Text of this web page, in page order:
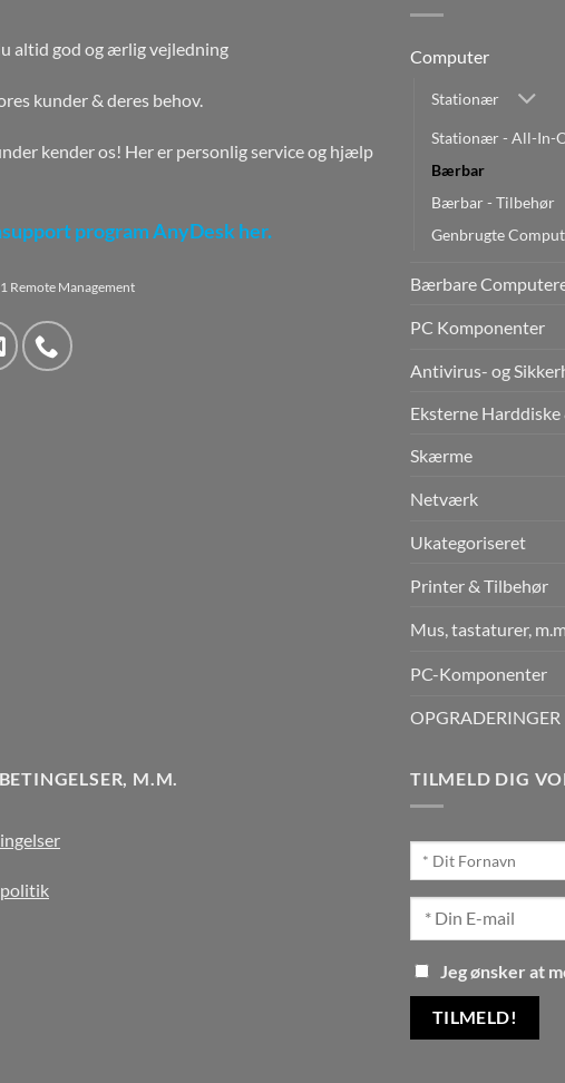
altid god og ærlig vejledning
kunder & deres behov.
kender os! Her er personlig service og hjælp
program AnyDesk her.
Remote Management
Computer
Stationær
Stationær - All-In-
Bærbar
Bærbar - Tilbehør
Genbrugte
Bærbare
PC Komponenter
Antivirus- og
Eksterne Harddiske
Skærme
Netværk
Ukategoriseret
Printer & Tilbehør
Mus, tastaturer,
PC-Komponenter
OPGRADERINGER
M.M. TILMELD DIG
Jeg ønsker at